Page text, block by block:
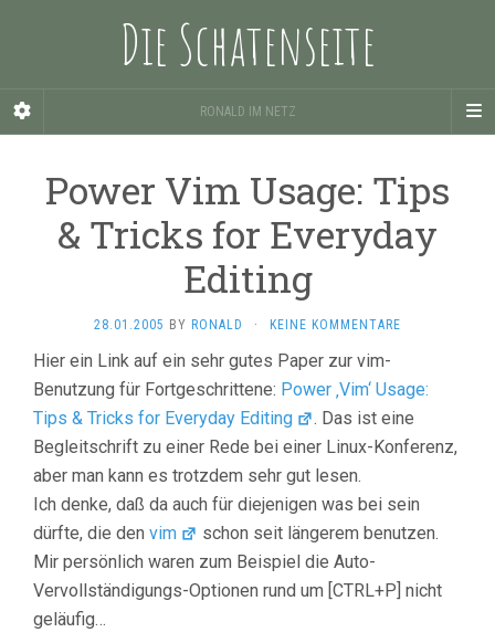
Die Schatenseite
RONALD IM NETZ
Power Vim Usage: Tips
& Tricks for Everyday
Editing
28.01.2005 BY RONALD · KEINE KOMMENTARE
Hier ein Link auf ein sehr gutes Paper zur vim-
Benutzung für Fortgeschrittene: Power ‚Vim‘ Usage:
Tips & Tricks for Everyday Editing
. Das ist eine
Begleitschrift zu einer Rede bei einer Linux-Konferenz,
aber man kann es trotzdem sehr gut lesen.
Ich denke, daß da auch für diejenigen was bei sein
dürfte, die den vim
schon seit längerem benutzen.
Mir persönlich waren zum Beispiel die Auto-
Vervollständigungs-Optionen rund um [CTRL+P] nicht
geläufig…